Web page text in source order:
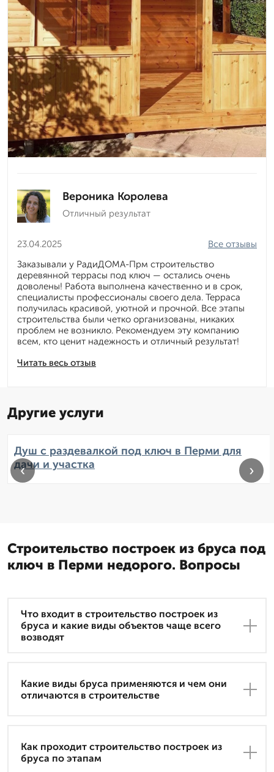
Вероника Королева
Отличный результат
23.04.2025
Читать весь отзыв
Все отзывы
Заказывали у РадиДОМА-Прм строительство
деревянной террасы под ключ — остались очень
доволены! Работа выполнена качественно и в срок,
специалисты профессионалы своего дела. Терраса
получилась красивой, уютной и прочной. Все этапы
строительства были четко организованы, никаких
проблем не возникло. Рекомендуем эту компанию
всем, кто ценит надежность и отличный результат!
Другие услуги
Душ с раздевалкой под ключ в Перми для
дачи и участка
‹ ›
Строительство построек из бруса под
ключ в Перми недорого. Вопросы
Что входит в строительство построек из
бруса и какие виды объектов чаще всего
возводят
Какие виды бруса применяются и чем они
отличаются в строительстве
Как проходит строительство построек из
бруса по этапам